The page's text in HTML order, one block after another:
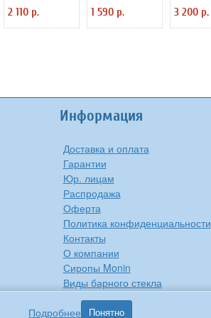
Подробнее Понятно
Cooper 2030522
2 110 р.
«Аура» Steelite
4010516
1 590 р.
см Steelite
3021567
3 200 р.
Информация
Доставка и оплата
Гарантии
Юр. лицам
Распродажа
Оферта
Политика конфиденциальности
Контакты
О компании
Сиропы Monin
Виды барного стекла
Рецепты вкусной еды